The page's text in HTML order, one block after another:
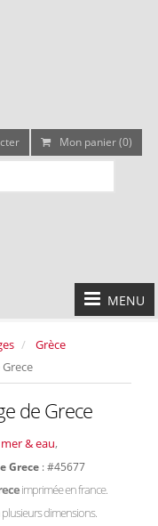
Mon panier (0)
MENU
Grèce
de Grece
& eau,
Grece : #45677
imprimée en france.
plusieurs dimensions.